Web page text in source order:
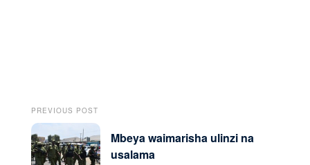
PREVIOUS POST
Mbeya waimarisha ulinzi na
usalama